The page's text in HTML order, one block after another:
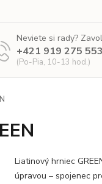
Neviete si rady?
+421 919 275 553
(Po-Pia, 10-13 hod.)
Liatinový hrniec
úpravou – spojenec